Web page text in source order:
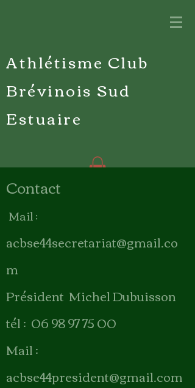
Athlétisme Club
Brévinois Sud
Estuaire
Contact
Mail :
acbse44secretariat@gmail.co
m
Président Michel Dubuisson
tél : 06 98 97 75 00
Mail :
acbse44president@gmail.com